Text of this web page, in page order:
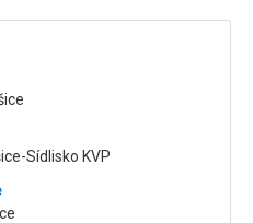
Sídlisko KVP